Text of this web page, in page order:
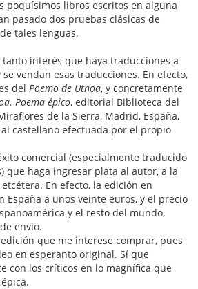
poquísimos libros escritos en alguna
pasado dos pruebas clásicas de
tales lenguas.
interés que haya traducciones a
vendan esas traducciones. En efecto,
del Poemo de Utnoa, y concretamente
Poema épico, editorial Biblioteca del
de la Sierra, Madrid, España,
castellano efectuada por el propio
comercial (especialmente traducido
que haga ingresar plata al autor, a la
En efecto, la edición en
España a unos veinte euros, y el precio
y el resto del mundo,
envío.
que me interese comprar, pues
en esperanto original. Sí que
con los críticos en lo magnífica que